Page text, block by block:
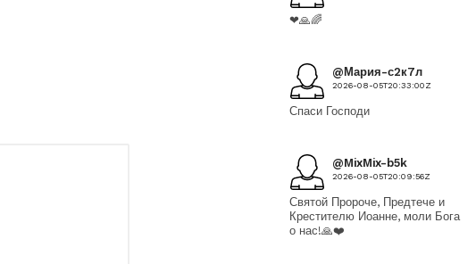
❤🙏🌈
@Мария-с2к7л
2026-08-05T20:33:00Z
Спаси Господи
@MixMix-b5k
2026-08-05T20:09:56Z
Святой Пророче, Предтече и
Крестителю Иоанне, моли Бога
о нас!🙏❤️